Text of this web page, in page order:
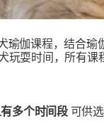
瑜伽课程，结合
玩耍时间，所有
多个时间段可供选